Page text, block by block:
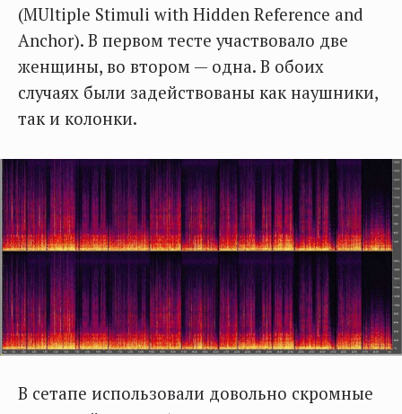
(MUltiple Stimuli with Hidden Reference and
Anchor). В первом тесте участвовало две
женщины, во втором — одна. В обоих
случаях были задействованы как наушники,
так и колонки.
В сетапе использовали довольно скромные